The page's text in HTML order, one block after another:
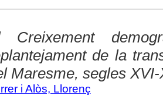
Creixement
de la
Maresme, segles
i Alòs, Llorenç